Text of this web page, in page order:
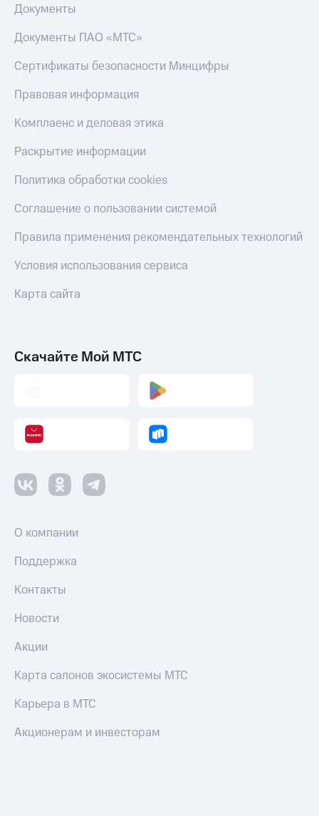
Документы
Документы ПАО «МТС»
Сертификаты безопасности Минцифры
Правовая информация
Комплаенс и деловая этика
Раскрытие информации
Политика обработки cookies
Соглашение о пользовании системой
Правила применения рекомендательных технологий
Условия использования сервиса
Карта сайта
Скачайте Мой МТС
О компании
Поддержка
Контакты
Новости
Акции
Карта салонов экосистемы МТС
Карьера в МТС
Акционерам и инвесторам